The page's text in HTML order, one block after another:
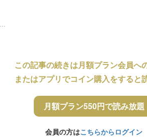
この記事の続きは月額プラン会員へ
またはアプリでコイン購入をすると
月額プラン550円で読み放題
会員の方はこちらからログイン